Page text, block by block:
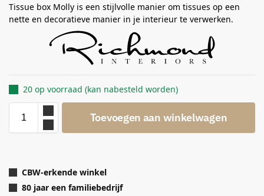
Tissue box Molly is een stijlvolle manier om tissues op een
nette en decoratieve manier in je interieur te verwerken.
20 op voorraad (kan nabesteld worden)
Toevoegen aan winkelwagen
CBW-erkende winkel
80 jaar een familiebedrijf